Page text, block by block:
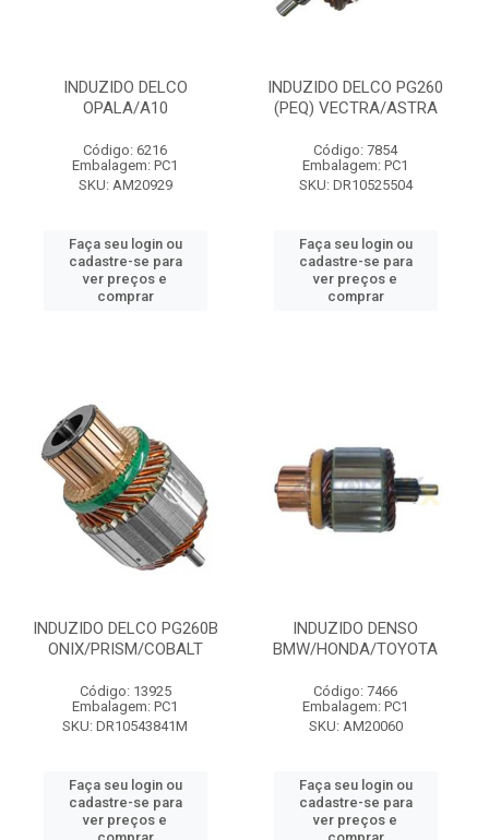
INDUZIDO DELCO
OPALA/A10
Código: 6216
Embalagem: PC1
SKU: AM20929
Faça seu login ou
cadastre-se para
ver preços e
comprar
INDUZIDO DELCO PG260
(PEQ) VECTRA/ASTRA
Código: 7854
Embalagem: PC1
SKU: DR10525504
Faça seu login ou
cadastre-se para
ver preços e
comprar
INDUZIDO DELCO PG260B
ONIX/PRISM/COBALT
Código: 13925
Embalagem: PC1
SKU: DR10543841M
Faça seu login ou
cadastre-se para
ver preços e
INDUZIDO DENSO
BMW/HONDA/TOYOTA
Código: 7466
Embalagem: PC1
SKU: AM20060
Faça seu login ou
cadastre-se para
ver preços e